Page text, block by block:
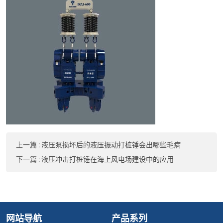
上一篇 :液压泵损坏后的液压振动打桩锤会出哪些毛病
下一篇 :液压冲击打桩锤在海上风电场建设中的应用
网站导航 产品系列